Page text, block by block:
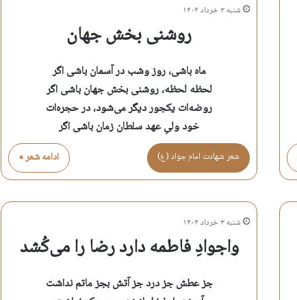
شنبه ۳ خرداد ۱۴۰۴
روشنی بخش جهان
ماه باشی، روز وشب در آسمان باشی اگر
لحظه لحظه، روشنی بخش جهان باشی اگر
روضه‌ات یکجور دیگر می‌شود، در حجره‌ات
خود ولیِ عهد سلطان زمان باشی اگر
ادامه شعر » شعر شهادت امام جواد (ع)
شنبه ۳ خرداد ۱۴۰۴
واجوادِ فاطمه دارد رضا را می‌کُشد
جز عطش جز درد جز آتش بجز ماتم نداشت